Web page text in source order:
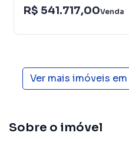
R$ 541.717,00Venda
Ver mais imóveis em
Sobre o imóvel